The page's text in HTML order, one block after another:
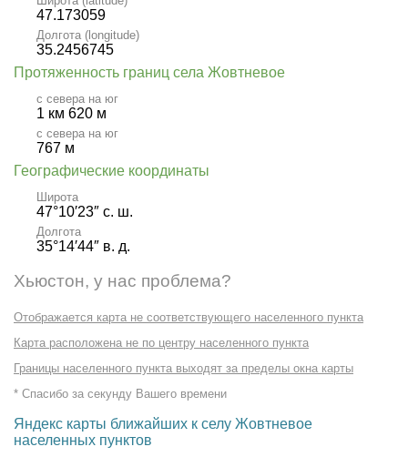
47.173059
Долгота (longitude)
35.2456745
Протяженность границ села Жовтневое
с севера на юг
1 км 620 м
с севера на юг
767 м
Географические координаты
Широта
47°10′23″ с. ш.
Долгота
35°14′44″ в. д.
Хьюстон, у нас проблема?
Отображается карта не соответствующего населенного пункта
Карта расположена не по центру населенного пункта
Границы населенного пункта выходят за пределы окна карты
* Спасибо за секунду Вашего времени
Яндекс карты ближайших к селу Жовтневое
населенных пунктов